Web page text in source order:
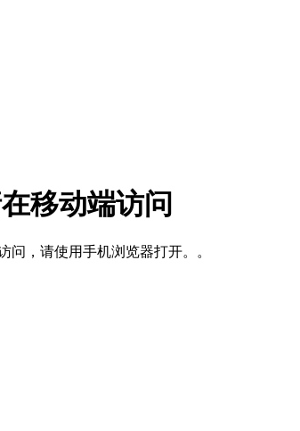
移动端访问
问，请使用手机浏览器打开。。